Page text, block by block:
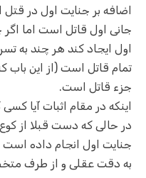
اضافه بر جنایت اول در
جانی اول قاتل است اما اگر
اول ایجاد کند هر چند به
تمام قاتل است (از این باب
جزء قاتل است.
اینکه در مقام اثبات آیا
در حالی که دست قبلا از
جنایت اول انجام داده
به دقت عقلی و از طرف